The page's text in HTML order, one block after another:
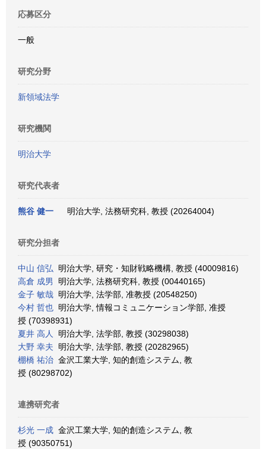
応募区分
一般
研究分野
新領域法学
研究機関
明治大学
研究代表者
熊谷 健一 明治大学, 法務研究科, 教授 (20264004)
研究分担者
中山 信弘 明治大学, 研究・知財戦略機構, 教授 (40009816)
高倉 成男
明治大学, 法務研究科, 教授 (00440165)
金子 敏哉 明治大学, 法学部, 准教授 (20548250)
今村 哲也 明治大学, 情報コミュニケーション学部, 准授
授 (70398931)
夏井 高人
明治大学, 法学部, 教授 (30298038)
大野 幸夫 明治大学, 法学部, 教授 (20282965)
棚橋 祐治 金沢工業大学, 知的創造システム, 教
授 (80298702)
連携研究者
杉光 一成 金沢工業大学, 知的創造システム, 教
授 (90350751)